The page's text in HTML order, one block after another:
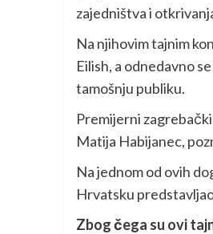
zajedništva i
Na njihovim tajnim
Eilish, a odnedavno
tamošnju publiku.
Premijerni
Matija Habijanec,
Na jednom od ovih
Hrvatsku
Zbog čega su ovi